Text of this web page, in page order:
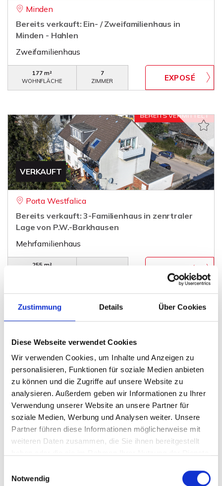
Zustimmung Details Über Cookies
Diese Webseite verwendet Cookies
Wir verwenden Cookies, um Inhalte und Anzeigen zu
personalisieren, Funktionen für soziale Medien anbieten
zu können und die Zugriffe auf unsere Website zu
analysieren. Außerdem geben wir Informationen zu Ihrer
Verwendung unserer Website an unsere Partner für
soziale Medien, Werbung und Analysen weiter. Unsere
Partner führen diese Informationen möglicherweise mit
weiteren Daten zusammen, die Sie ihnen bereitgestellt
Notwendig
Minden
Bereits verkauft: Ein- / Zweifamilienhaus in
Minden - Hahlen
Zweifamilienhaus
177 m²
WOHNFLÄCHE
7
ZIMMER
VERKAUFT
Porta Westfalica
Bereits verkauft: 3-Familienhaus in zenrtraler
Lage von P.W.-Barkhausen
Mehrfamilienhaus
255 m²
VERKAUFT
Bückeburg
Bereits verkauft - Wundervolles Einfamilienhaus
in Bückeburg
163 m²
6